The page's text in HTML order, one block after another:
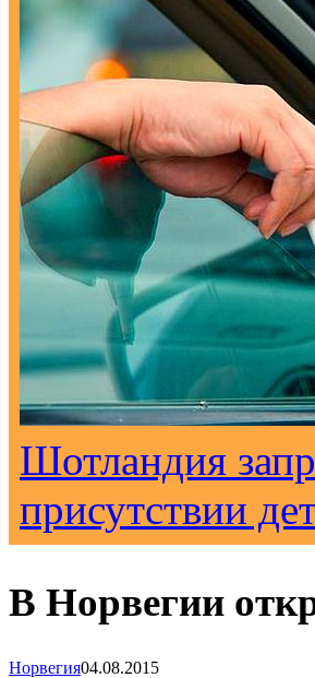
Шотландия
присутствии
В Норвегии
Норвегия04.08.2015